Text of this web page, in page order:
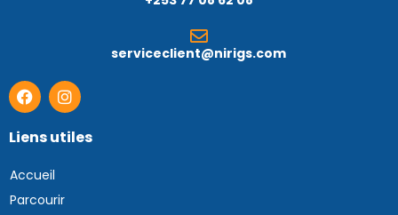
serviceclient@nirigs.com
Liens utiles
Accueil
Parcourir